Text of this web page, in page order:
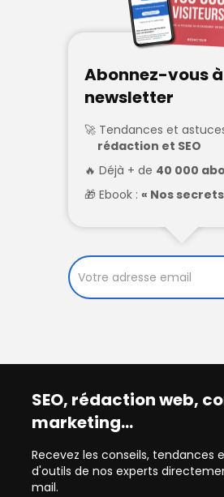
Abonnez-vous
newsletter
Tendances et
rédaction et SEO
Déjà + de 40 000
Ebook : « Nos secrets
SEO, rédaction web,
marketing…
Recevez les conseils, tendances
d'outils de nos experts
mail.